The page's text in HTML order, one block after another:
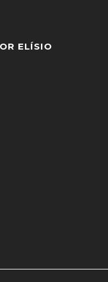
ELÍSIO